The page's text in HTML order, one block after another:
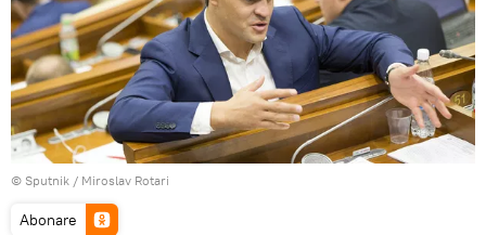
© Sputnik / Miroslav Rotari
Abonare